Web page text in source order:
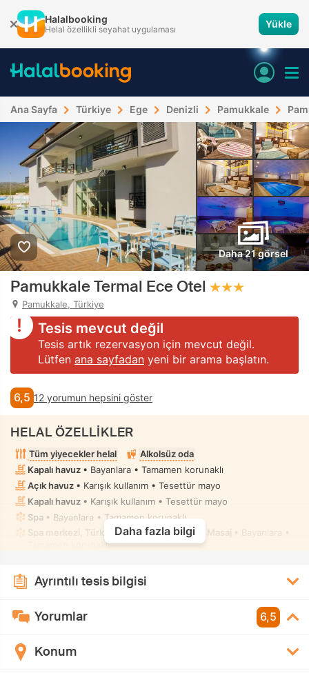
Halalbooking
Helal özellikli seyahat uygulaması Yükle
Ana Sayfa Türkiye Ege Denizli Pamukkale
Daha 21 görsel
Pamukkale Termal Ece Otel
Pamukkale, Türkiye
Tesis mevcut değil
Tesis artık rezervasyon için mevcut değil.
Lütfen ana sayfadan yeni bir arama başlatın.
6,5 12 yorumun hepsini göster
HELAL ÖZELLİKLER
Tüm yiyecekler helal
Alkolsüz oda
Kapalı havuz • Bayanlara • Tamamen korunaklı
Açık havuz • Karışık kullanım • Tesettür mayo
Kapalı havuz • Karışık kullanım • Tesettür mayo
Spa • Bayanlara • Tamamen korunaklı
Spa merkezi, Türk hamamı, Termal havuz, Masaj
• Bayanlara •
Tamamen korunaklı
Daha fazla bilgi
Ayrıntılı tesis bilgisi
Yorumlar 6,5
Konum